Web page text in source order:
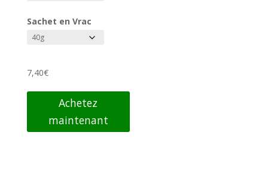
Sachet en Vrac
7,40€
Achetez
maintenant